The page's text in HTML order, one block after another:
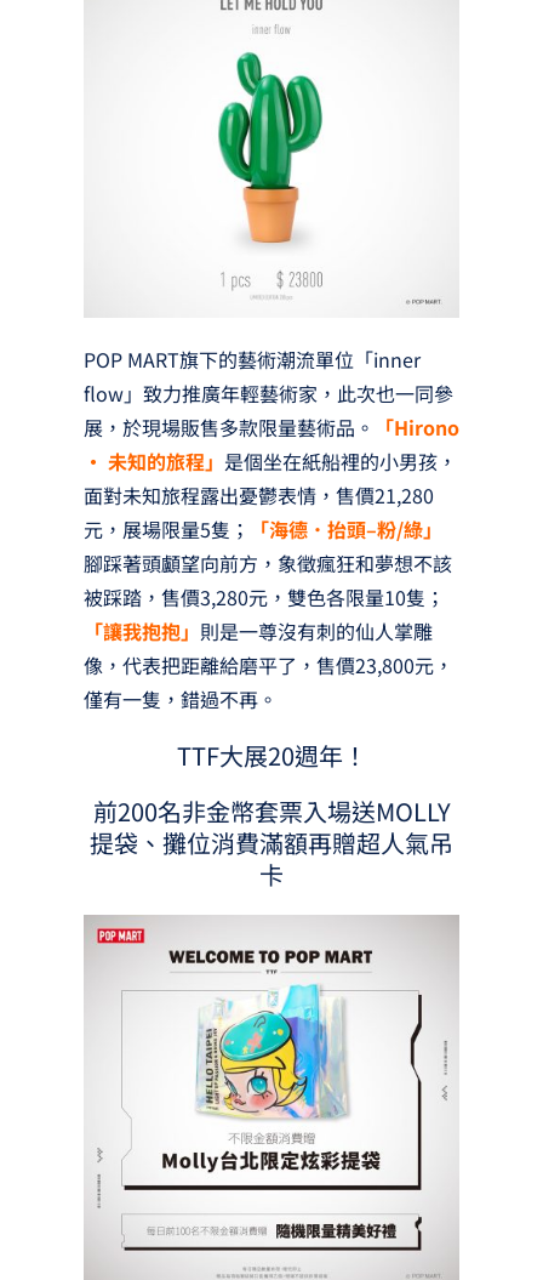
POP MART旗下的藝術潮流單位「inner
flow」致力推廣年輕藝術家，此次也一同參
展，於現場販售多款限量藝術品。
「Hirono
· 未知的旅程」 是個坐在紙船裡的小男孩，
面對未知旅程露出憂鬱表情，售價21,280
元，展場限量5隻；
「海德．抬頭–粉/綠」
腳踩著頭顱望向前方，象徵瘋狂和夢想不該
被踩踏，售價3,280元，雙色各限量10隻；
「讓我抱抱」 則是一尊沒有刺的仙人掌雕
像，代表把距離給磨平了，售價23,800元，
僅有一隻，錯過不再。
TTF大展20週年！
前200名非金幣套票入場送MOLLY
提袋、攤位消費滿額再贈超人氣吊
卡